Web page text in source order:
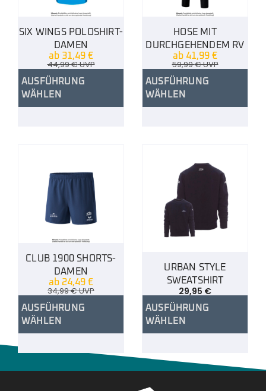
SIX WINGS POLOSHIRT-
DAMEN
ab 31,49 €
44,99€UVP
AUSFÜHRUNG
WÄHLEN
HOSE MIT
DURCHGEHENDEM RV
ab 41,99 €
59,99€UVP
AUSFÜHRUNG
WÄHLEN
CLUB 1900 SHORTS-
DAMEN
ab 24,49 €
34,99€UVP
AUSFÜHRUNG
WÄHLEN
URBAN STYLE
SWEATSHIRT
29,95 €
AUSFÜHRUNG
WÄHLEN